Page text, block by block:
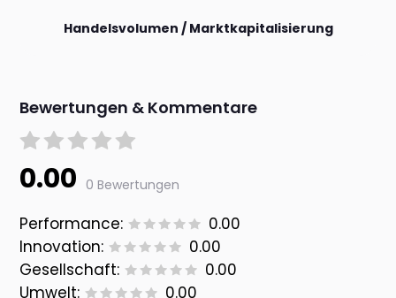
Handelsvolumen / Marktkapitalisierung
Bewertungen & Kommentare
0.00 0 Bewertungen
Performance:
0.00
Innovation:
0.00
Gesellschaft:
0.00
Umwelt:
0.00